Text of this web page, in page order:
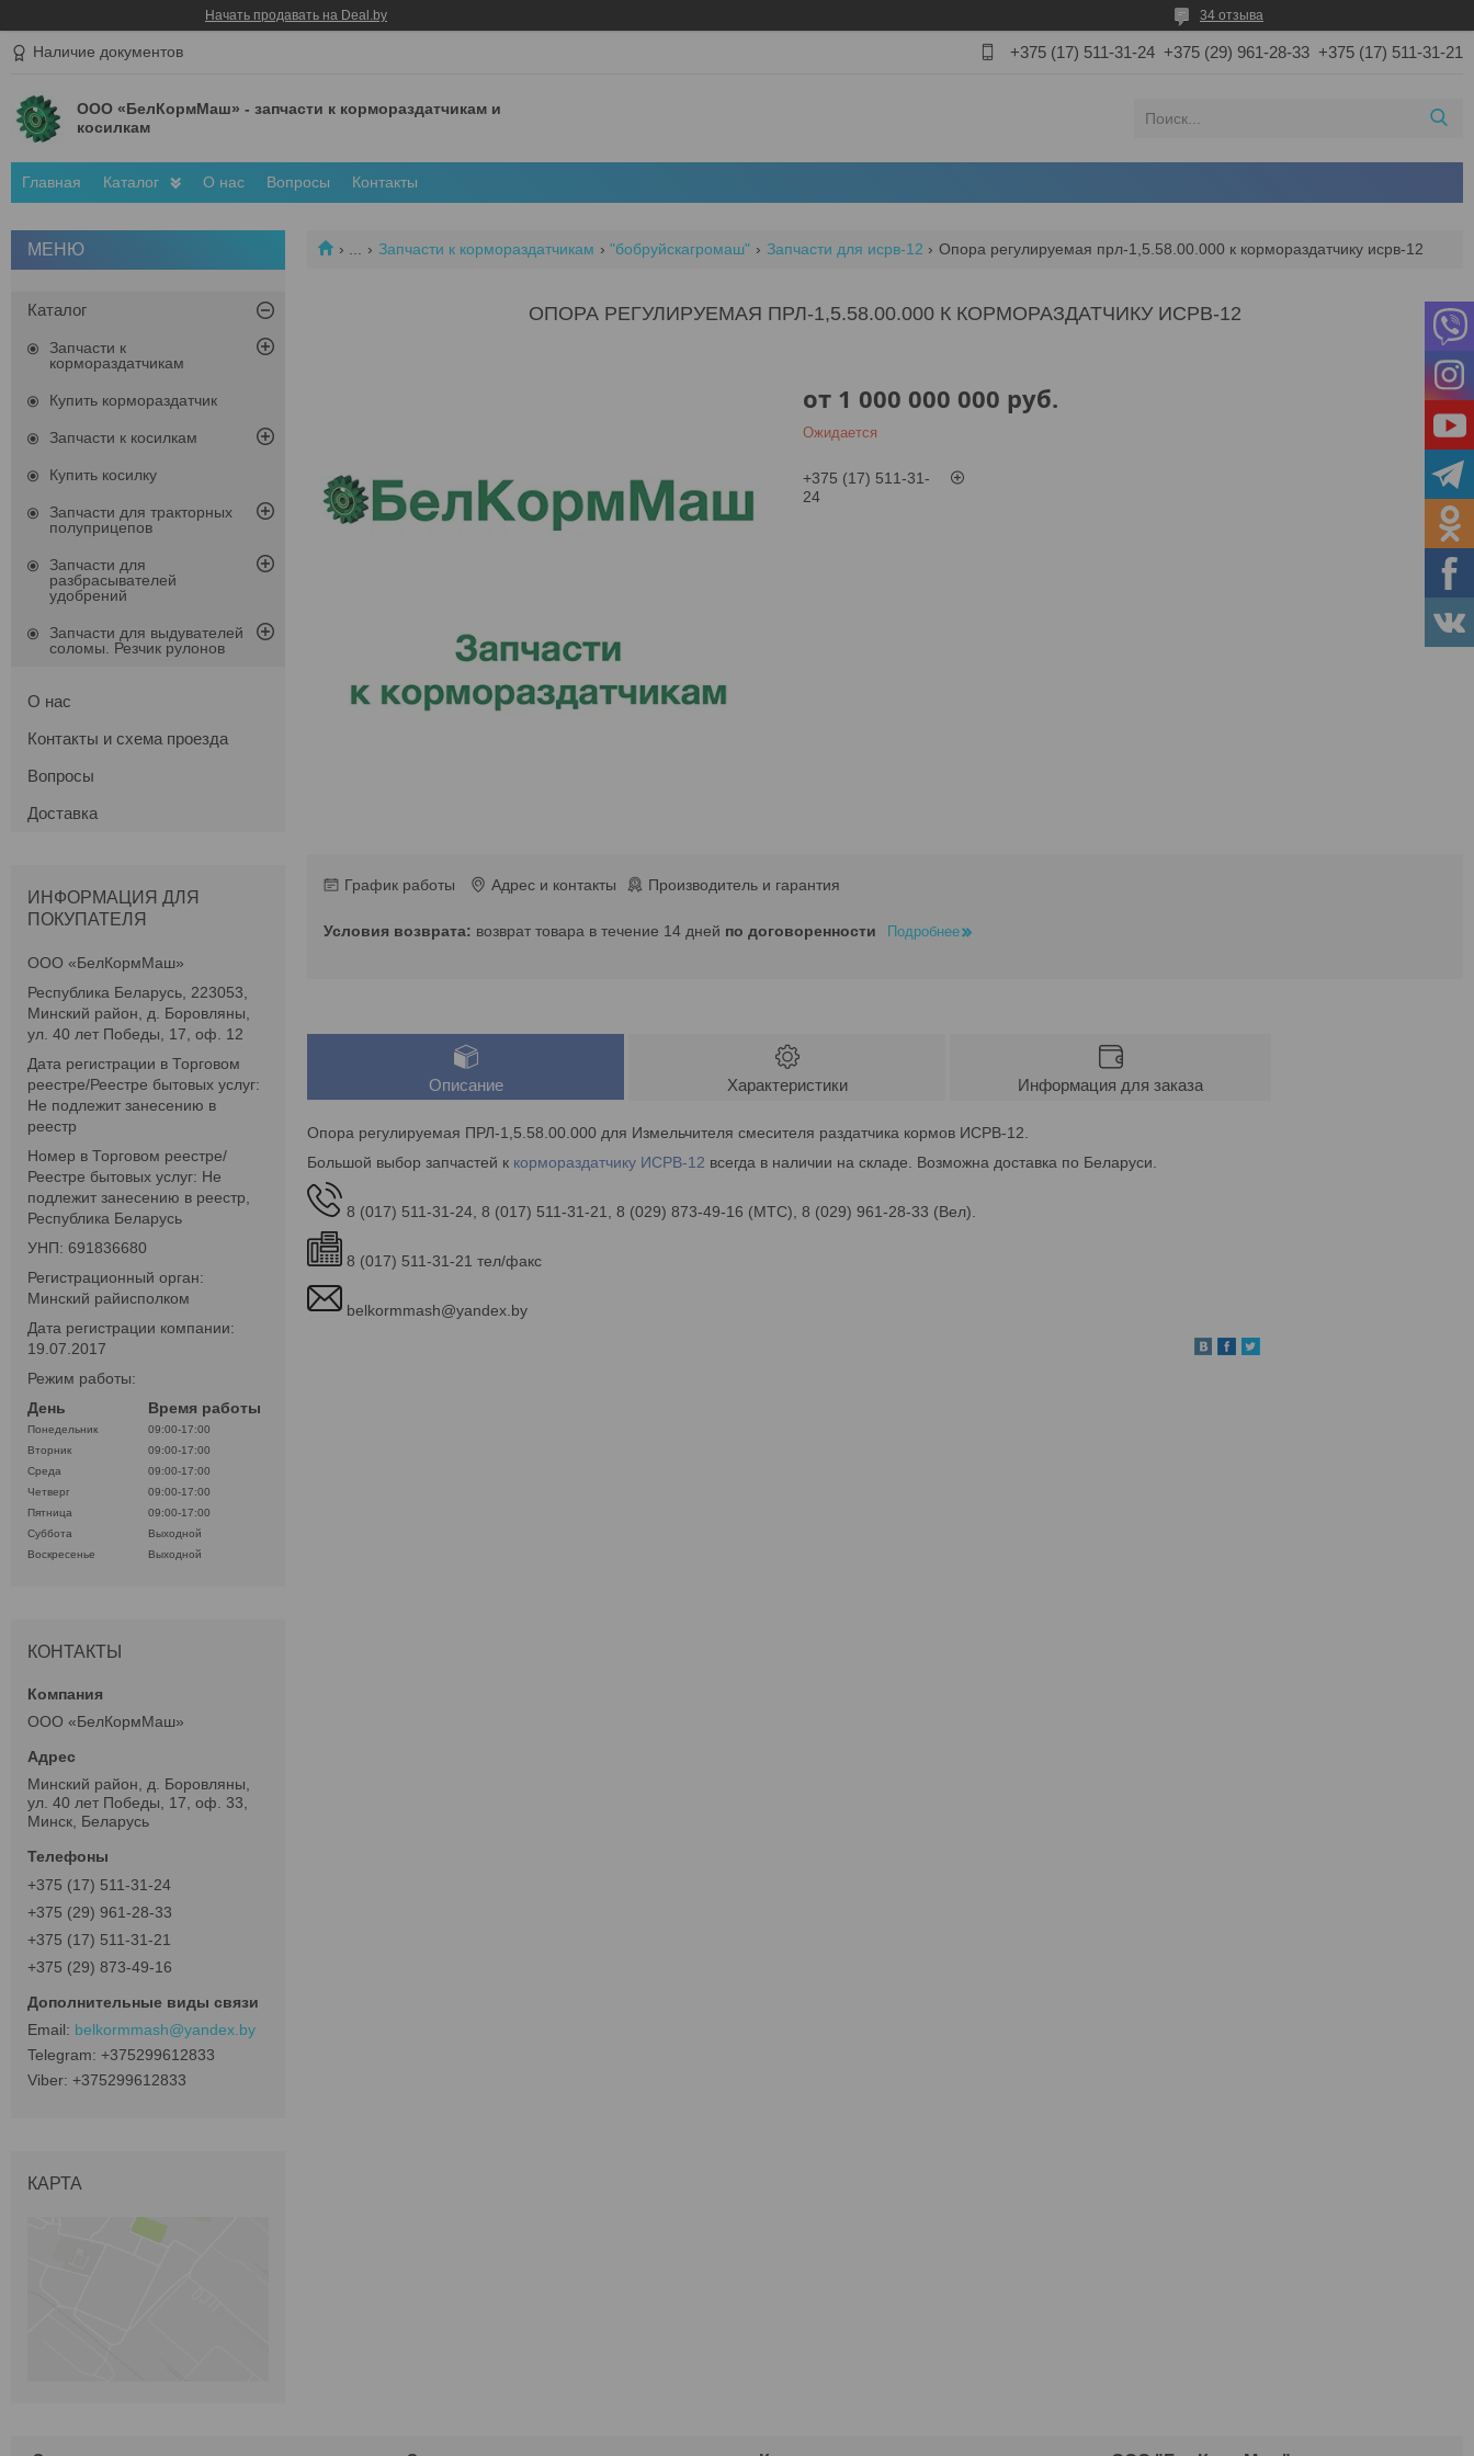
Начать продавать на Deal.by 34 отзыва
Наличие документов +375 (17) 511-31-24 +375 (29) 961-28-33 +375 (17) 511-31-21
ООО «БелКормМаш» - запчасти к кормораздатчикам и
косилкам
Главная Каталог О нас Вопросы Контакты
Запчасти к кормораздатчикам "бобруйскагромаш" Запчасти для исрв-12 Опора регулируемая прл-1,5.58.00.000 к кормораздатчику исрв-12
ОПОРА РЕГУЛИРУЕМАЯ ПРЛ-1,5.58.00.000 К КОРМОРАЗДАТЧИКУ ИСРВ-12
от 1 000 000 000 руб.
Ожидается
+375 (17) 511-31-
24
График работы Адрес и контакты Производитель и гарантия
возврат товара в течение 14 дней по договоренности Подробнее
Описание Характеристики Информация для заказа
Опора регулируемая ПРЛ-1,5.58.00.000 для Измельчителя смесителя раздатчика кормов ИСРВ-12.
Большой выбор запчастей к кормораздатчику ИСРВ-12 всегда в наличии на складе. Возможна доставка по Беларуси.
8 (017) 511-31-24, 8 (017) 511-31-21, 8 (029) 873-49-16 (МТС), 8 (029) 961-28-33 (Вел).
8 (017) 511-31-21 тел/факс
belkormmash@yandex.by
Каталог
Запчасти к
кормораздатчикам
Купить кормораздатчик
Запчасти к косилкам
Купить косилку
Запчасти для тракторных
полуприцепов
Запчасти для
разбрасывателей
удобрений
Запчасти для выдувателей
соломы. Резчик рулонов
О нас
Контакты и схема проезда
Вопросы
Доставка
ИНФОРМАЦИЯ ДЛЯ
ПОКУПАТЕЛЯ
ООО «БелКормМаш»
Республика Беларусь, 223053,
Минский район, д. Боровляны,
ул. 40 лет Победы, 17, оф. 12
Дата регистрации в Торговом
реестре/Реестре бытовых услуг:
Не подлежит занесению в
реестр
Номер в Торговом реестре/
Реестре бытовых услуг: Не
подлежит занесению в реестр,
Республика Беларусь
УНП: 691836680
Регистрационный орган:
Минский райисполком
Дата регистрации компании:
19.07.2017
Режим работы:
День
Время работы
Понедельник
09:00-17:00
Вторник
09:00-17:00
Среда
09:00-17:00
Четверг
09:00-17:00
Пятница
09:00-17:00
Суббота
Выходной
Воскресенье
Выходной
КОНТАКТЫ
ООО «БелКормМаш»
Минский район, д. Боровляны,
ул. 40 лет Победы, 17, оф. 33,
Минск, Беларусь
+375 (17) 511-31-24
+375 (29) 961-28-33
+375 (17) 511-31-21
+375 (29) 873-49-16
belkormmash@yandex.by
+375299612833
+375299612833
КАРТА